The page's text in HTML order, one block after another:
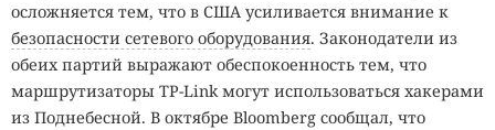
осложняется тем, что в США усиливается внимание к
безопасности сетевого оборудования. Законодатели из
обеих партий выражают обеспокоенность тем, что
маршрутизаторы TP-Link могут использоваться хакерами
из Поднебесной. В октябре Bloomberg сообщал, что